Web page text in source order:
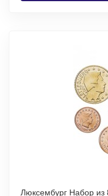
Люксембург Набор из